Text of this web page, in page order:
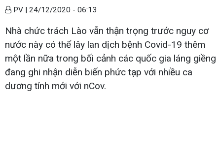
PV | 24/12/2020 - 06:13
Nhà chức trách Lào vẫn thận trọng trước nguy cơ
nước này có thể lây lan dịch bệnh Covid-19 thêm
một lần nữa trong bối cảnh các quốc gia láng giềng
đang ghi nhận diễn biến phức tạp với nhiều ca
dương tính mới với nCov.